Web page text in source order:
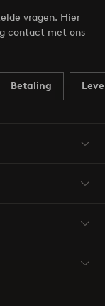
vragen. Hier
contact met ons
Betaling